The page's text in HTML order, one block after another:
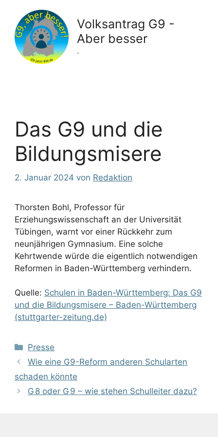
Inhalt
springen
Volksantrag G9 -
Aber besser
.
Das G9 und die
Bildungsmisere
2. Januar 2024 von Redaktion
Thorsten Bohl, Professor für
Erziehungswissenschaft an der Universität
Tübingen, warnt vor einer Rückkehr zum
neunjährigen Gymnasium. Eine solche
Kehrtwende würde die eigentlich notwendigen
Reformen in Baden-Württemberg verhindern.
Quelle: Schulen in Baden-Württemberg: Das G9
und die Bildungsmisere – Baden-Württemberg
(stuttgarter-zeitung.de)
Kategorien
Presse
Wie eine G9-Reform anderen Schularten
schaden könnte
G 8 oder G 9 – wie stehen Schulleiter dazu?